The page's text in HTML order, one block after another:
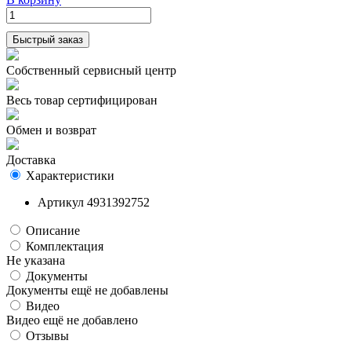
Быстрый заказ
Собственный сервисный центр
Весь товар сертифицирован
Обмен и возврат
Доставка
Характеристики
Артикул 4931392752
Описание
Комплектация
Не указана
Документы
Документы ещё не добавлены
Видео
Видео ещё не добавлено
Отзывы